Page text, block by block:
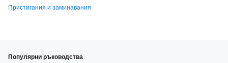
Пристигания и заминавания
Популярни ръководства